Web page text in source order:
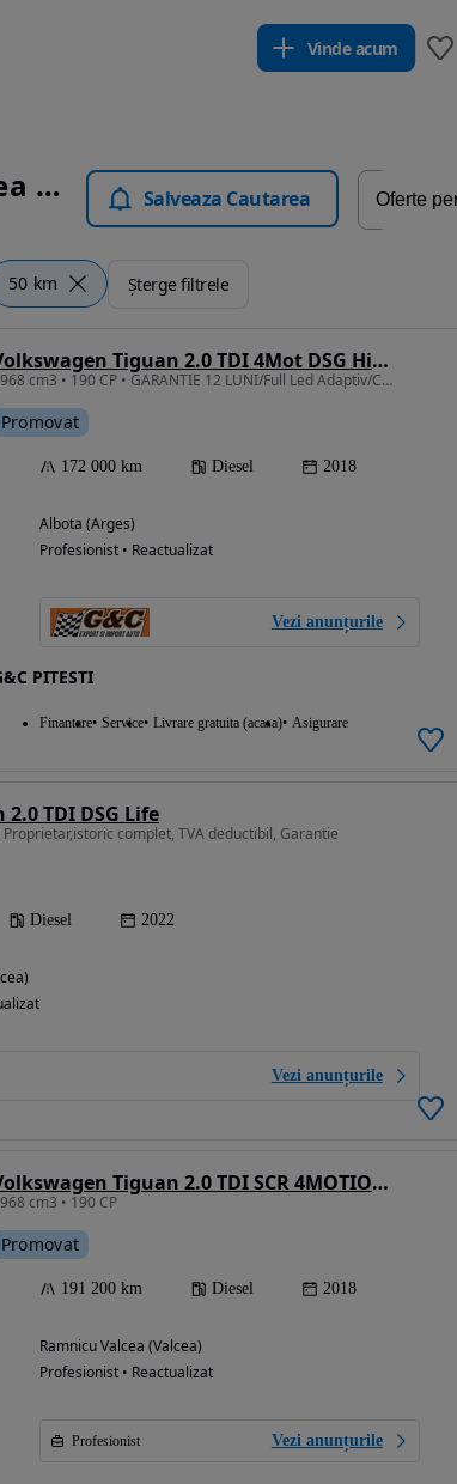
Vinde acum
Volkswagen Tiguan Ramnicu Valcea - Autoturisme Salveaza Cautarea
50 km Șterge filtrele
Volkswagen Tiguan 2.0 TDI 4Mot DSG Highline
1968 cm3 • 190 CP • GARANTIE 12 LUNI/Full Led Adaptiv/Ceasuri Digitale/ 4MOTION
Promovat
172 000 km Diesel 2018
Albota (Arges)
Profesionist • Reactualizat
Vezi anunțurile
PITESTI
Finantare Service Livrare gratuita (acasa) Asigurare
TDI DSG Life
Proprietar,istoric complet, TVA deductibil, Garantie
Diesel 2022
Vezi anunțurile
Volkswagen Tiguan 2.0 TDI SCR 4MOTION (BlueMotion Techn.) DSG Highline
cm3 • 190 CP
Promovat
191 200 km Diesel 2018
Ramnicu Valcea (Valcea)
Profesionist • Reactualizat
Profesionist Vezi anunțurile